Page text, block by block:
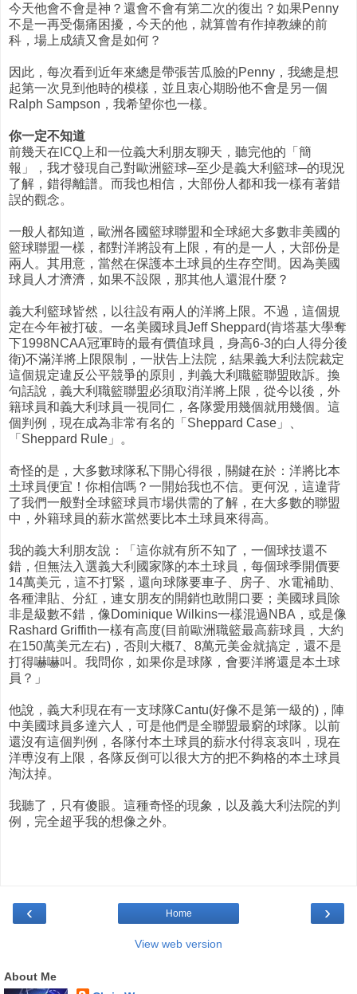
今天他會不會是神？還會不會有第二次的復出？如果Penny
不是一再受傷痛困擾，今天的他，就算曾有作掉教練的前
科，場上成績又會是如何？
因此，每次看到近年來總是帶張苦瓜臉的Penny，我總是想
起第一次見到他時的模樣，並且衷心期盼他不會是另一個
Ralph Sampson，我希望你也一樣。
你一定不知道
前幾天在ICQ上和一位義大利朋友聊天，聽完他的「簡
報」，我才發現自己對歐洲籃球─至少是義大利籃球─的現況
了解，錯得離譜。而我也相信，大部份人都和我一樣有著錯
誤的觀念。
一般人都知道，歐洲各國籃球聯盟和全球絕大多數非美國的
籃球聯盟一樣，都對洋將設有上限，有的是一人，大部份是
兩人。其用意，當然在保護本土球員的生存空間。因為美國
球員人才濟濟，如果不設限，那其他人還混什麼？
義大利籃球皆然，以往設有兩人的洋將上限。不過，這個規
定在今年被打破。一名美國球員Jeff Sheppard(肯塔基大學奪
下1998NCAA冠軍時的最有價值球員，身高6-3的白人得分後
衛)不滿洋將上限限制，一狀告上法院，結果義大利法院裁定
這個規定違反公平競爭的原則，判義大利職籃聯盟敗訴。換
句話說，義大利職籃聯盟必須取消洋將上限，從今以後，外
籍球員和義大利球員一視同仁，各隊愛用幾個就用幾個。這
個判例，現在成為非常有名的「Sheppard Case」、
「Sheppard Rule」。
奇怪的是，大多數球隊私下開心得很，關鍵在於：洋將比本
土球員便宜！你相信嗎？一開始我也不信。更何況，這違背
了我們一般對全球籃球員市場供需的了解，在大多數的聯盟
中，外籍球員的薪水當然要比本土球員來得高。
我的義大利朋友說：「這你就有所不知了，一個球技還不
錯，但無法入選義大利國家隊的本土球員，每個球季開價要
14萬美元，這不打緊，還向球隊要車子、房子、水電補助、
各種津貼、分紅，連女朋友的開銷也敢開口要；美國球員除
非是級數不錯，像Dominique Wilkins一樣混過NBA，或是像
Rashard Griffith一樣有高度(目前歐洲職籃最高薪球員，大約
在150萬美元左右)，否則大概7、8萬元美金就搞定，還不是
打得嚇嚇叫。我問你，如果你是球隊，會要洋將還是本土球
員？」
他說，義大利現在有一支球隊Cantu(好像不是第一級的)，陣
中美國球員多達六人，可是他們是全聯盟最窮的球隊。以前
還沒有這個判例，各隊付本土球員的薪水付得哀哀叫，現在
洋尃沒有上限，各隊反倒可以很大方的把不夠格的本土球員
淘汰掉。
我聽了，只有傻眼。這種奇怪的現象，以及義大利法院的判
例，完全超乎我的想像之外。
‹ ›
Home
View web version
About Me